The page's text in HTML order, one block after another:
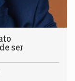
ser